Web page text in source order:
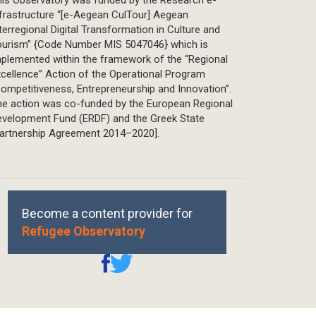
“[e-Aegean CulTour] Aegean
Digital Transformation in Culture and
{Code Number MIS 5047046} which is
within the framework of the “Regional
Action of the Operational Program
Entrepreneurship and Innovation”.
action was co-funded by the European Regional
Fund (ERDF) and the Greek State
Agreement 2014–2020].
Become a content provider for
Refugee Observatory